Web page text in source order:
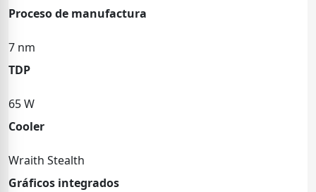
Proceso de manufactura
7 nm
TDP
65 W
Cooler
Wraith Stealth
Gráficos integrados